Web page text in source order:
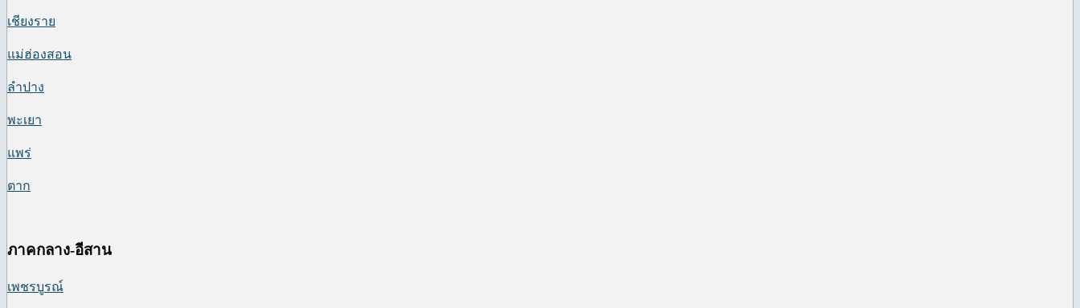
เชียงราย
แม่ฮ่องสอน
ลำปาง
พะเยา
แพร่
ตาก
ภาคกลาง-อีสาน
เพชรบูรณ์